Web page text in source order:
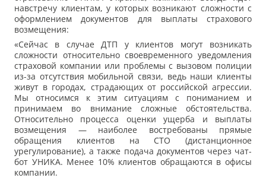
навстречу клиентам, у которых возникают сложности с
оформлением документов для выплаты страхового
возмещения:
«Сейчас в случае ДТП у клиентов могут возникать
сложности относительно своевременного уведомления
страховой компании или проблемы с вызовом полиции
из-за отсутствия мобильной связи, ведь наши клиенты
живут в городах, страдающих от российской агрессии.
Мы относимся к этим ситуациям с пониманием и
принимаем во внимание сложные обстоятельства.
Относительно процесса оценки ущерба и выплаты
возмещения — наиболее востребованы прямые
обращения клиентов на СТО (дистанционное
урегулирование), а также подача документов через чат-
бот УНИКА. Менее 10% клиентов обращаются в офисы
компании.